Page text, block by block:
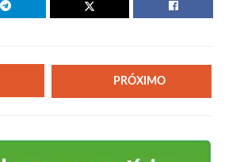
PRÓXIMO